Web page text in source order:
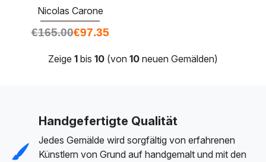
Nicolas Carone
€165.00€97.35
Zeige 1 bis 10 (von 10 neuen Gemälden)
Handgefertigte Qualität
Jedes Gemälde wird sorgfältig von erfahrenen
Künstlern von Grund auf handgemalt und mit den